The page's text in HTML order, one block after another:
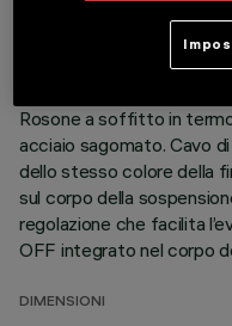
visivo. Riflettori Opti-
termoplastico
Rosone a soffitto in
acciaio sagomato. Cavo
dello stesso colore della
sul corpo della
regolazione che facilita
OFF integrato nel corpo
DIMENSIONI